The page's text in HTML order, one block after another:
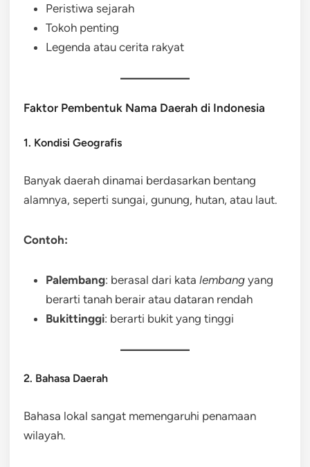
Peristiwa sejarah
Tokoh penting
Legenda atau cerita rakyat
Faktor Pembentuk Nama Daerah di Indonesia
1. Kondisi Geografis
Banyak daerah dinamai berdasarkan bentang
alamnya, seperti sungai, gunung, hutan, atau laut.
Contoh:
Palembang: berasal dari kata lembang yang
berarti tanah berair atau dataran rendah
Bukittinggi: berarti bukit yang tinggi
2. Bahasa Daerah
Bahasa lokal sangat memengaruhi penamaan
wilayah.